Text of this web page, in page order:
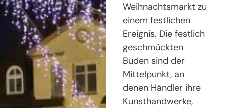
Weihnachtsmarkt zu
einem festlichen
Ereignis. Die festlich
geschmückten
Buden sind der
Mittelpunkt, an
denen Händler ihre
Kunsthandwerke,